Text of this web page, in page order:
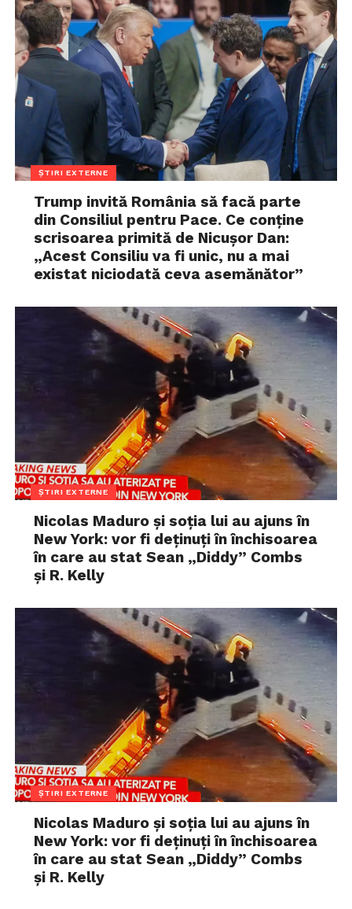
ȘTIRI EXTERNE
Trump invită România să facă parte
din Consiliul pentru Pace. Ce conține
scrisoarea primită de Nicușor Dan:
„Acest Consiliu va fi unic, nu a mai
existat niciodată ceva asemănător”
ȘTIRI EXTERNE
Nicolas Maduro și soția lui au ajuns în
New York: vor fi deținuți în închisoarea
în care au stat Sean „Diddy” Combs
și R. Kelly
ȘTIRI EXTERNE
Nicolas Maduro și soția lui au ajuns în
New York: vor fi deținuți în închisoarea
în care au stat Sean „Diddy” Combs
și R. Kelly